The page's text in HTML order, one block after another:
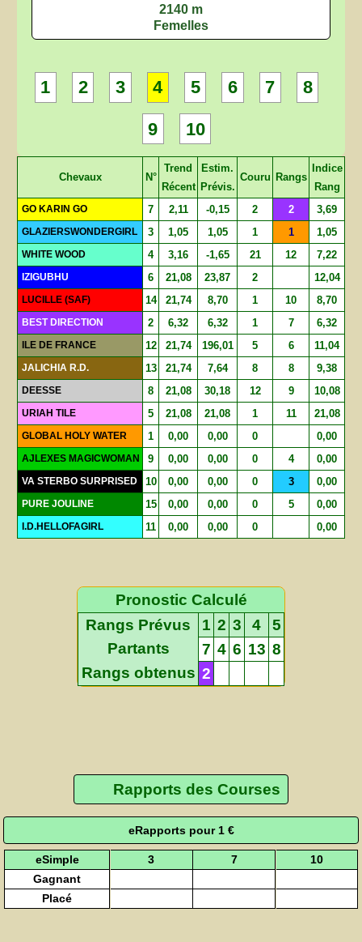
2140 m
Femelles
1 2 3 4 5 6 7 8
9 10
Chevaux N°
Trend
Récent
Estim.
Prévis.
Couru Rangs
Indice
Rang
GO KARIN GO 7 2,11 -0,15 2 2 3,69
GLAZIERSWONDERGIRL 3 1,05 1,05 1 1 1,05
WHITE WOOD 4 3,16 -1,65 21 12 7,22
IZIGUBHU 6 21,08 23,87 2 12,04
LUCILLE (SAF) 14 21,74 8,70 1 10 8,70
BEST DIRECTION 2 6,32 6,32 1 7 6,32
ILE DE FRANCE 12 21,74 196,01 5 6 11,04
JALICHIA R.D. 13 21,74 7,64 8 8 9,38
DEESSE 8 21,08 30,18 12 9 10,08
URIAH TILE 5 21,08 21,08 1 11 21,08
GLOBAL HOLY WATER 1 0,00 0,00 0 0,00
AJLEXES MAGICWOMAN 9 0,00 0,00 0 4 0,00
VA STERBO SURPRISED 10 0,00 0,00 0 3 0,00
PURE JOULINE 15 0,00 0,00 0 5 0,00
I.D.HELLOFAGIRL 11 0,00 0,00 0 0,00
Pronostic Calculé
Rangs Prévus
1 2 3 4
5
Partants
7 4 6 13 8
Rangs obtenus 2
Rapports des Courses
eRapports pour 1 €
eSimple 3 7
10
Gagnant
Placé